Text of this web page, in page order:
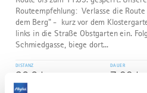
Routeempfehlung: Verlasse die
dem Berg" - kurz vor dem
links in die Straße Obstgarten ein.
Schmiedgasse, biege dort...
DISTANZ
26,6 km
DAUER
7:00 h